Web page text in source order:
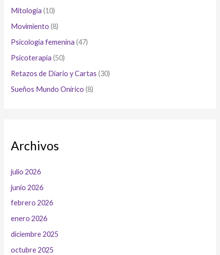
Mitología (10)
Movimiento (8)
Psicología femenina (47)
Psicoterapia (50)
Retazos de Diario y Cartas (30)
Sueños Mundo Onírico (8)
Archivos
julio 2026
junio 2026
febrero 2026
enero 2026
diciembre 2025
octubre 2025